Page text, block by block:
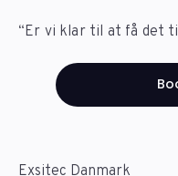
“Er vi klar til at få det
Exsitec Danmark